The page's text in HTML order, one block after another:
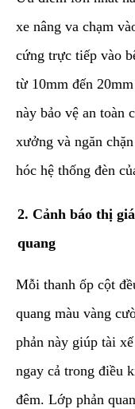
xe nâng va chạm
cứng trực tiếp vào
từ 10mm đến
này bảo vệ an toàn
xưởng và ngăn
hóc hệ thống đèn
​2. Cảnh báo thị
quang
​Mỗi thanh ốp cột
quang màu vàng
phản này giúp tài
ngay cả trong điều
đêm. Lớp phản